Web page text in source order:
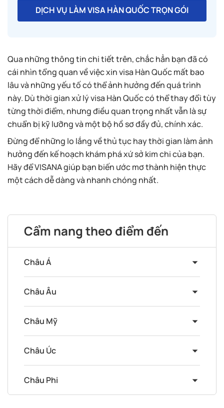
DỊCH VỤ LÀM VISA HÀN QUỐC TRỌN GÓI
Qua những thông tin chi tiết trên, chắc hẳn bạn đã có
cái nhìn tổng quan về việc xin visa Hàn Quốc mất bao
lâu và những yếu tố có thể ảnh hưởng đến quá trình
này. Dù thời gian xử lý visa Hàn Quốc có thể thay đổi tùy
từng thời điểm, nhưng điều quan trọng nhất vẫn là sự
chuẩn bị kỹ lưỡng và một bộ hồ sơ đầy đủ, chính xác.
Đừng để những lo lắng về thủ tục hay thời gian làm ảnh
hưởng đến kế hoạch khám phá xứ sở kim chi của bạn.
Hãy để VISANA giúp bạn biến ước mơ thành hiện thực
một cách dễ dàng và nhanh chóng nhất.
Cẩm nang theo điểm đến
Châu Á
Châu Âu
Châu Mỹ
Châu Úc
Châu Phi